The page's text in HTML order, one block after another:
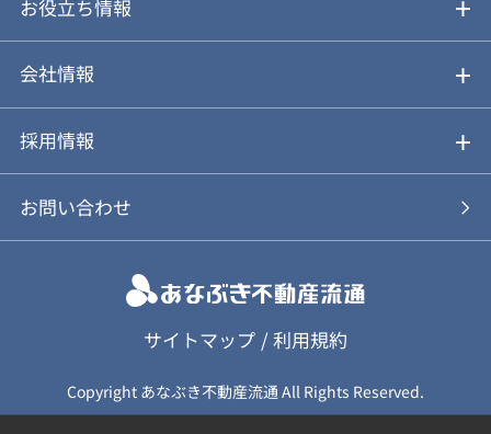
仲介と買取のメリット・デメリット
動画やパンフレットで見る
購入前も後も安心サポート
お気に入り
お役立ち情報
不動産Q&A
アルファジャーナル
会社情報
会社概要
スタッフ紹介
個人情報保護方針
カスタマーハラスメント基本方針
保険募集（勧誘）方針
採用情報
新卒採用について
キャリア採用について
応募に関する個人情報取扱について
お問い合わせ
サイトマップ /利用規約
Copyright あなぶき不動産流通 All Rights Reserved.